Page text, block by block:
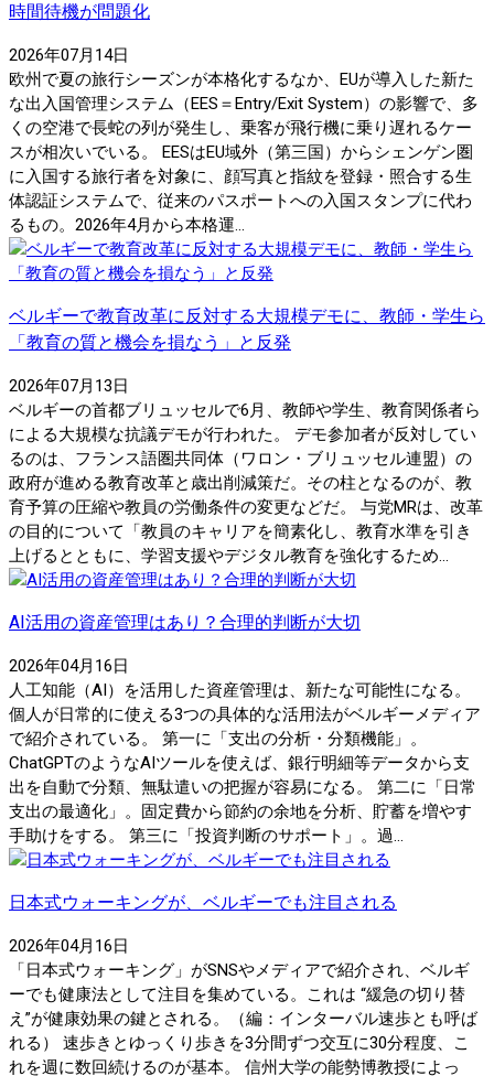
時間待機が問題化
2026年07月14日
欧州で夏の旅行シーズンが本格化するなか、EUが導入した新た
な出入国管理システム（EES＝Entry/Exit System）の影響で、多
くの空港で長蛇の列が発生し、乗客が飛行機に乗り遅れるケー
スが相次いでいる。 EESはEU域外（第三国）からシェンゲン圏
に入国する旅行者を対象に、顔写真と指紋を登録・照合する生
体認証システムで、従来のパスポートへの入国スタンプに代わ
るもの。2026年4月から本格運...
ベルギーで教育改革に反対する大規模デモに、教師・学生ら
「教育の質と機会を損なう」と反発
2026年07月13日
ベルギーの首都ブリュッセルで6月、教師や学生、教育関係者ら
による大規模な抗議デモが行われた。 デモ参加者が反対してい
るのは、フランス語圏共同体（ワロン・ブリュッセル連盟）の
政府が進める教育改革と歳出削減策だ。その柱となるのが、教
育予算の圧縮や教員の労働条件の変更などだ。 与党MRは、改革
の目的について「教員のキャリアを簡素化し、教育水準を引き
上げるとともに、学習支援やデジタル教育を強化するため...
AI活用の資産管理はあり？合理的判断が大切
2026年04月16日
人工知能（AI）を活用した資産管理は、新たな可能性になる。
個人が日常的に使える3つの具体的な活用法がベルギーメディア
で紹介されている。 第一に「支出の分析・分類機能」。
ChatGPTのようなAIツールを使えば、銀行明細等データから支
出を自動で分類、無駄遣いの把握が容易になる。 第二に「日常
支出の最適化」。固定費から節約の余地を分析、貯蓄を増やす
手助けをする。 第三に「投資判断のサポート」。過...
日本式ウォーキングが、ベルギーでも注目される
2026年04月16日
「日本式ウォーキング」がSNSやメディアで紹介され、ベルギ
ーでも健康法として注目を集めている。これは “緩急の切り替
え”が健康効果の鍵とされる。（編：インターバル速歩とも呼ば
れる） 速歩きとゆっくり歩きを3分間ずつ交互に30分程度、こ
れを週に数回続けるのが基本。 信州大学の能勢博教授によっ